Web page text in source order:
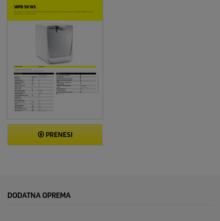
PRENESI
DODATNA OPREMA